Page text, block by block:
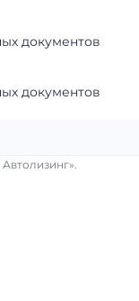
документов
документов